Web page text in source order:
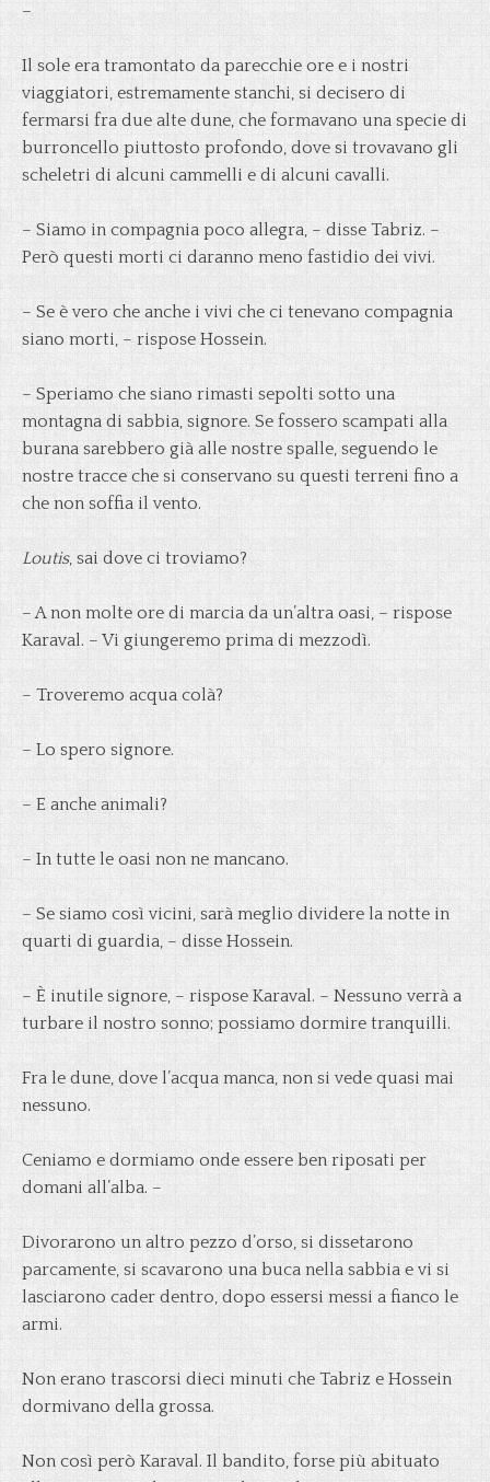
–
Il sole era tramontato da parecchie ore e i nostri
viaggiatori, estremamente stanchi, si decisero di
fermarsi fra due alte dune, che formavano una specie di
burroncello piuttosto profondo, dove si trovavano gli
scheletri di alcuni cammelli e di alcuni cavalli.
– Siamo in compagnia poco allegra, – disse Tabriz. –
Però questi morti ci daranno meno fastidio dei vivi.
– Se è vero che anche i vivi che ci tenevano compagnia
siano morti, – rispose Hossein.
– Speriamo che siano rimasti sepolti sotto una
montagna di sabbia, signore. Se fossero scampati alla
burana sarebbero già alle nostre spalle, seguendo le
nostre tracce che si conservano su questi terreni fino a
che non soffia il vento.
Loutis, sai dove ci troviamo?
– A non molte ore di marcia da un’altra oasi, – rispose
Karaval. – Vi giungeremo prima di mezzodì.
– Troveremo acqua colà?
– Lo spero signore.
– E anche animali?
– In tutte le oasi non ne mancano.
– Se siamo così vicini, sarà meglio dividere la notte in
quarti di guardia, – disse Hossein.
– È inutile signore, – rispose Karaval. – Nessuno verrà a
turbare il nostro sonno; possiamo dormire tranquilli.
Fra le dune, dove l’acqua manca, non si vede quasi mai
nessuno.
Ceniamo e dormiamo onde essere ben riposati per
domani all’alba. –
Divorarono un altro pezzo d’orso, si dissetarono
parcamente, si scavarono una buca nella sabbia e vi si
lasciarono cader dentro, dopo essersi messi a fianco le
armi.
Non erano trascorsi dieci minuti che Tabriz e Hossein
dormivano della grossa.
Non così però Karaval. Il bandito, forse più abituato